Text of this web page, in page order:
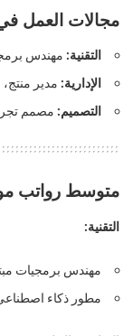
مجالات العمل
التقنية: مهندس
الإدارية: مدير
التصميم: مصمم
متوسط رواتب
التقنية:
مهندس برمجيات
مطور ذكاء